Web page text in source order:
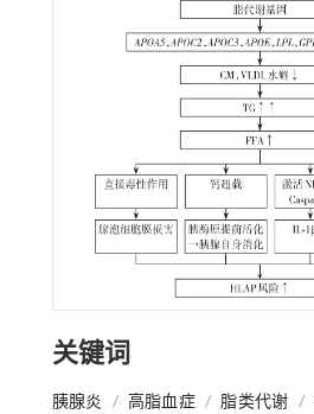
关键词
胰腺炎 / 高脂血症 / 脂类代谢 /